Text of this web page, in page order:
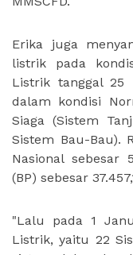
Erika juga
listrik pada
Listrik tanggal 25
dalam kondisi
Siaga (Sistem
Sistem Bau-Bau).
Nasional sebesar
(BP) sebesar
"Lalu pada 1
Listrik, yaitu 22